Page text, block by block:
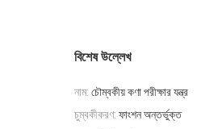
বিশেষ উল্লেখ
নাম: চৌম্বকীয় কণা পরীক্ষার যন্ত্র
চুম্বকীকরণ: ফাংশন অন্তর্ভুক্ত